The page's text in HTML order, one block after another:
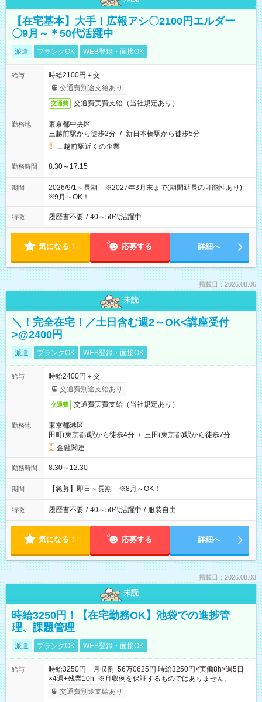
【在宅基本】大手！広報アシ〇2100円エルダー
〇9月～＊50代活躍中
派遣 ブランクOK WEB登録・面接OK
給与
時給2100円＋交
交通費別途支給あり
交通費 交通費実費支給（当社規定あり）
勤務地
東京都中央区
三越前駅から徒歩2分 / 新日本橋駅から徒歩5分
三越前駅近くの企業
勤務時間 8:30～17:15
期間
2026/9/1～長期 ※2027年3月末まで(期間延長の可能性あり)
※9月～OK！
特徴 履歴書不要 / 40～50代活躍中
気になる！ 応募する 詳細へ
掲載日：2026.08.06
未読
＼！完全在宅！／土日含む週2～OK<講座受付
>@2400円
派遣 ブランクOK WEB登録・面接OK
給与
時給2400円＋交
交通費別途支給あり
交通費 交通費実費支給（当社規定あり）
勤務地
東京都港区
田町(東京都)駅から徒歩4分 / 三田(東京都)駅から徒歩7分
金融関連
勤務時間 8:30～12:30
期間 【急募】即日～長期 ※8月～OK！
特徴 履歴書不要 / 40～50代活躍中 / 服装自由
気になる！ 応募する 詳細へ
掲載日：2026.08.03
未読
時給3250円！【在宅勤務OK】池袋での進捗管
理、課題管理
派遣 ブランクOK WEB登録・面接OK
給与
時給3250円 月収例 56万0625円 時給3250円×実働8h×週5日
×4週+残業10h ※月収例を保証するものではありません。
交通費別途支給あり